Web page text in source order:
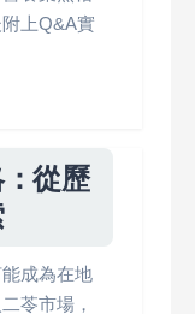
上Q&A實
從歷
成為在地
苓市場，